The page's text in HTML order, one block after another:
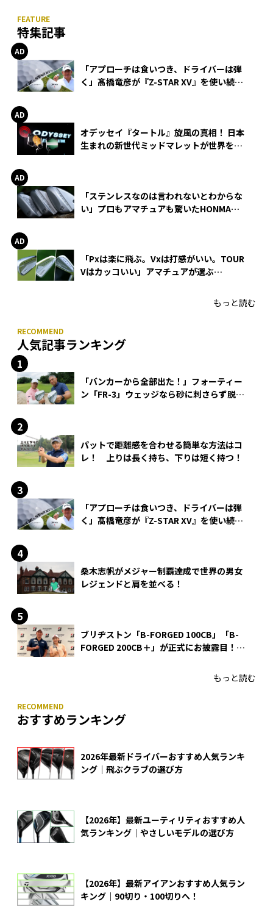
特集記事
「アプローチは食いつき、ドライバーは弾
く」髙橋竜彦が『Z-STAR XV』を使い続け
オデッセイ『タートル』旋風の真相！ 日本
生まれの新世代ミッドマレットが世界を席
「ステンレスなのは言われないとわからな
い」プロもアマチュアも驚いたHONMA
「Pxは楽に飛ぶ。Vxは打感がいい。TOUR
Vはカッコいい」アマチュアが選ぶ
もっと読む
人気記事ランキング
「バンカーから全部出た！」フォーティー
ン「FR-3」ウェッジなら砂に刺さらず脱出
パットで距離感を合わせる簡単な方法はコ
レ！ 上りは長く持ち、下りは短く持つ！
「アプローチは食いつき、ドライバーは弾
く」髙橋竜彦が『Z-STAR XV』を使い続け
桑木志帆がメジャー制覇達成で世界の男女
レジェンドと肩を並べる！
ブリヂストン「B-FORGED 100CB」「B-
FORGED 200CB＋」が正式にお披露目！
もっと読む
おすすめランキング
2026年最新ドライバーおすすめ人気ランキ
ング｜飛ぶクラブの選び方
【2026年】最新ユーティリティおすすめ人
気ランキング｜やさしいモデルの選び方
【2026年】最新アイアンおすすめ人気ラン
キング｜90切り・100切りへ！